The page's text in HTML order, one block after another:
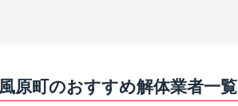
原町のおすすめ解体業者一覧